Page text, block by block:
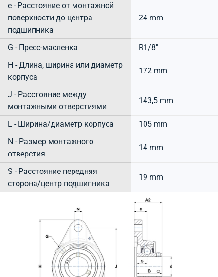
e - Расстояние от монтажной
поверхности до центра
подшипника
24 mm
G - Пресс-масленка
R1/8"
H - Длина, ширина или диаметр
корпуса
172 mm
J - Расстояние между
монтажными отверстиями
143,5 mm
L - Ширина/диаметр корпуса
105 mm
N - Размер монтажного
отверстия
14 mm
S - Расстояние передняя
сторона/центр подшипника
19 mm